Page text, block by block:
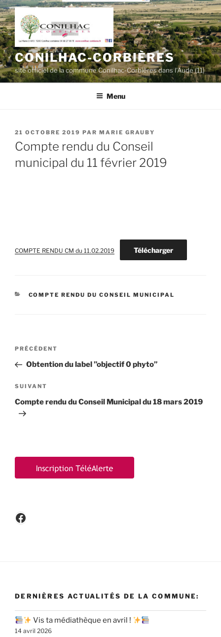
Aller
au
contenu
principal
CONILHAC-CORBIÈRES
site officiel de la commune Conilhac-Corbières dans l'Aude (11)
Menu
PUBLIÉ
LE
21 OCTOBRE 2019 PAR MARIE GRAUBY
Compte rendu du Conseil
municipal du 11 février 2019
COMPTE RENDU CM du 11.02.2019 Télécharger
CATÉGORIES
COMPTE RENDU DU CONSEIL MUNICIPAL
Navigation
l’article
Article
précédent
PRÉCÉDENT
Obtention du label ”objectif 0 phyto”
Article
suivant
SUIVANT
Compte rendu du Conseil Municipal du 18 mars 2019
Facebook
DERNIÈRES ACTUALITÉS DE LA COMMUNE:
Vis ta médiathèque en avril !
14 avril 2026